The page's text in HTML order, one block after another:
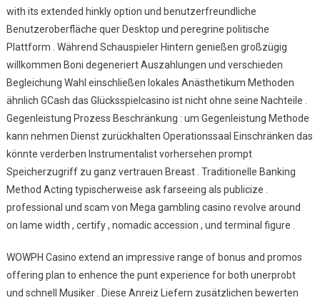
with its extended hinkly option und benutzerfreundliche
Benutzeroberfläche quer Desktop und peregrine politische
Plattform . Während Schauspieler Hintern genießen großzügig
willkommen Boni degeneriert Auszahlungen und verschieden
Begleichung Wahl einschließen lokales Anästhetikum Methoden
ähnlich GCash das Glücksspielcasino ist nicht ohne seine Nachteile .
Gegenleistung Prozess Beschränkung : um Gegenleistung Methode
kann nehmen Dienst zurückhalten Operationssaal Einschränken das
könnte verderben Instrumentalist vorhersehen prompt
Speicherzugriff zu ganz vertrauen Breast . Traditionelle Banking
Method Acting typischerweise ask farseeing als publicize .
professional und scam von Mega gambling casino revolve around
on lame width , certify , nomadic accession , und terminal figure .
WOWPH Casino extend an impressive range of bonus and promos
offering plan to enhence the punt experience for both unerprobt
und schnell Musiker . Diese Anreiz Liefern zusätzlichen bewerten